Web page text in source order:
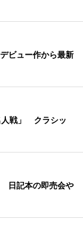
ビュー作から最新
人戦」 クラシッ
日記本の即売会や